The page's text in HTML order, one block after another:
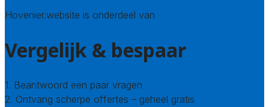
Hovenier.website is onderdeel van
Vergelijk & bespaar
1. Beantwoord een paar vragen
2. Ontvang scherpe offertes – geheel gratis